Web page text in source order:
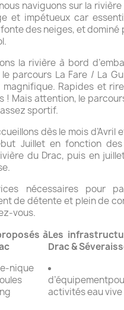
naviguons sur la rivière
et impétueux car
des neiges, et dominé
la rivière à bord
parcours La Fare / La
Rapides et
! Mais attention, le
sportif.
dès le mois d’Avril
Juillet en fonction des
du Drac, puis en
nécessaires pour
de détente et plein de
vous.
à
nique
Les
Drac &
activités eau vive